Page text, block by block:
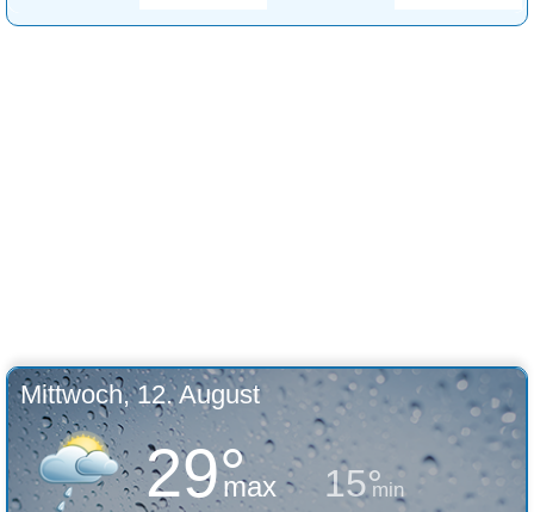
Mittwoch, 12. August
29°
max 15°
min